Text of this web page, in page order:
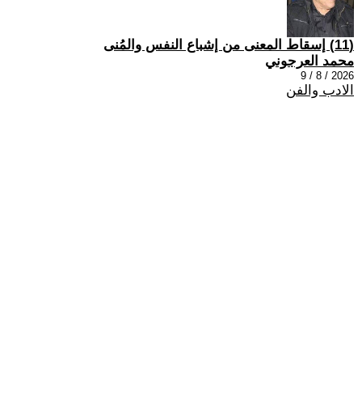
(11) إسقاط المعنى من إشباع النفس والمُنى
محمد العرجوني
2026 / 8 / 9
الادب والفن